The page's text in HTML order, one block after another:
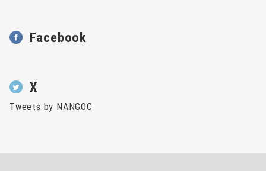
Facebook
X
Tweets by NANGOC